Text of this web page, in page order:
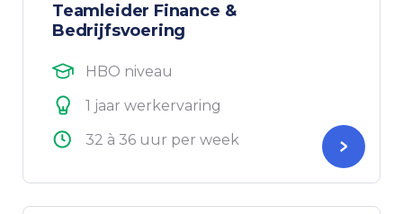
Teamleider Finance &
Bedrijfsvoering
HBO niveau
1 jaar werkervaring
32 à 36 uur per week